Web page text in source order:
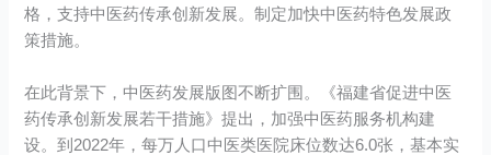
格，支持中医药传承创新发展。制定加快中医药特色发展政
策措施。
在此背景下，中医药发展版图不断扩围。《福建省促进中医
药传承创新发展若干措施》提出，加强中医药服务机构建
设。到2022年，每万人口中医类医院床位数达6.0张，基本实